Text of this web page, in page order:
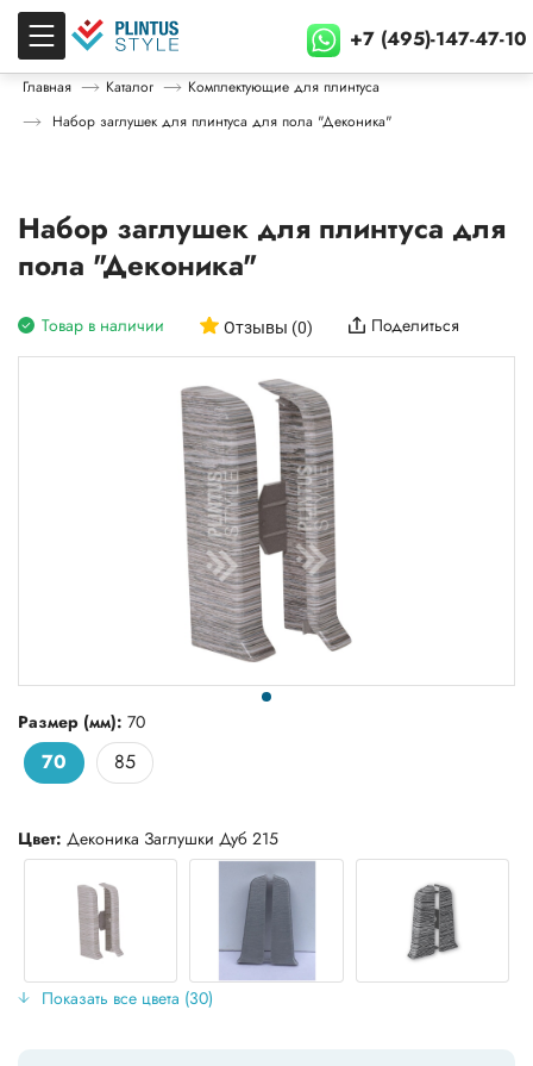
+7 (495)-147-47-10
Главная Каталог
Комплектующие для плинтуса
Набор заглушек для плинтуса для пола "Деконика"
Набор заглушек для плинтуса для
пола "Деконика"
Товар в наличии Отзывы (0) Поделиться
Размер (мм): 70
70 85
Цвет: Деконика Заглушки Дуб 215
Показать все цвета (30)